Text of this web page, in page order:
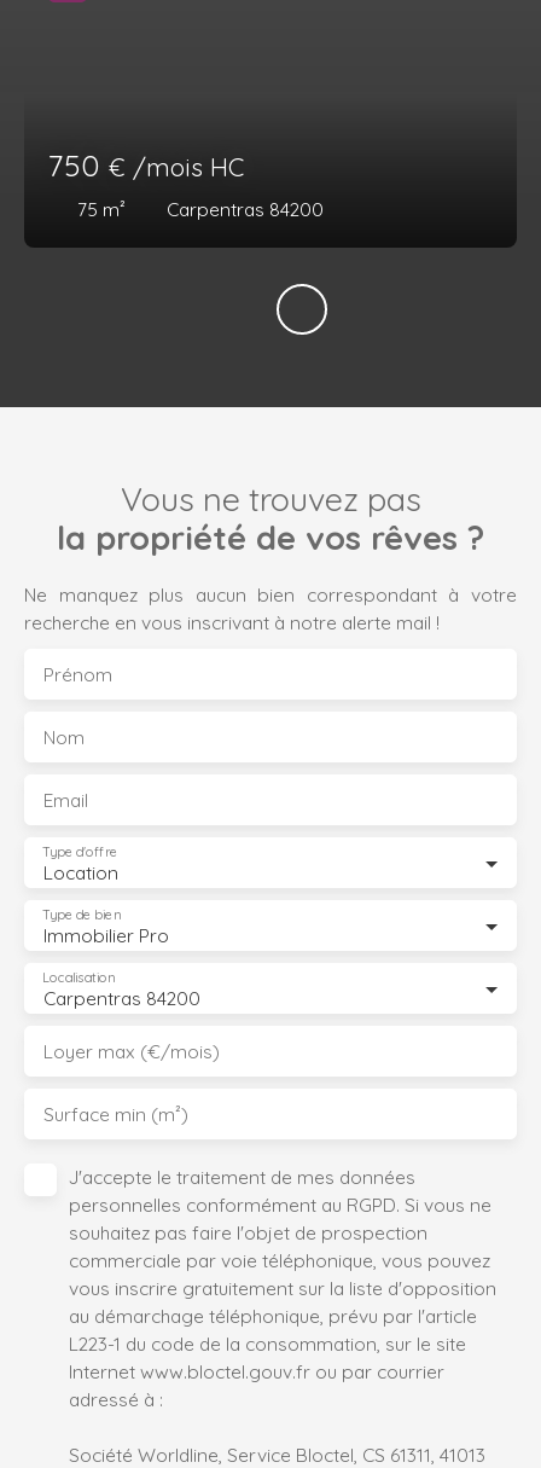
750 € /mois HC
75 m² Carpentras 84200
Vous ne trouvez pas
la propriété de vos rêves ?
Ne manquez plus aucun bien correspondant à votre
recherche en vous inscrivant à notre alerte mail !
Prénom
Nom
Email
Location
Type d'offre
Immobilier Pro
Type de bien
Carpentras 84200
Localisation
Loyer max (€/mois)
Surface min (m²)
J'accepte le traitement de mes données
personnelles conformément au RGPD. Si vous ne
souhaitez pas faire l'objet de prospection
commerciale par voie téléphonique, vous pouvez
vous inscrire gratuitement sur la liste d'opposition
au démarchage téléphonique, prévu par l'article
L223-1 du code de la consommation, sur le site
Internet www.bloctel.gouv.fr ou par courrier
adressé à :
Société Worldline, Service Bloctel, CS 61311, 41013